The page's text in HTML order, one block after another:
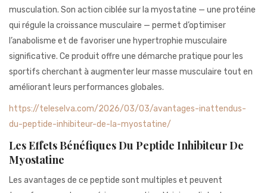
musculation. Son action ciblée sur la myostatine — une protéine
qui régule la croissance musculaire — permet d’optimiser
l’anabolisme et de favoriser une hypertrophie musculaire
significative. Ce produit offre une démarche pratique pour les
sportifs cherchant à augmenter leur masse musculaire tout en
améliorant leurs performances globales.
https://teleselva.com/2026/03/03/avantages-inattendus-
du-peptide-inhibiteur-de-la-myostatine/
Les Effets Bénéfiques Du Peptide Inhibiteur De
Myostatine
Les avantages de ce peptide sont multiples et peuvent